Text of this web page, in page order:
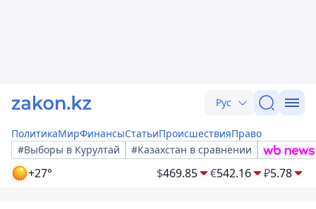
Рус
ПолитикаМирФинансыСтатьиПроисшествияПраво
#Выборы в Курултай
#Казахстан в сравнении
+27° $469.85 €542.16 ₽5.78